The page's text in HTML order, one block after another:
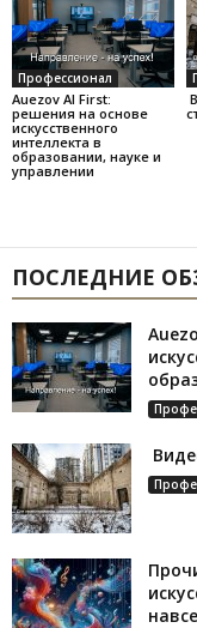
Профессионал
Auezov AI First:
решения на основе
искусственного
интеллекта в
образовании, науке и
управлении
ПОСЛЕДНИЕ